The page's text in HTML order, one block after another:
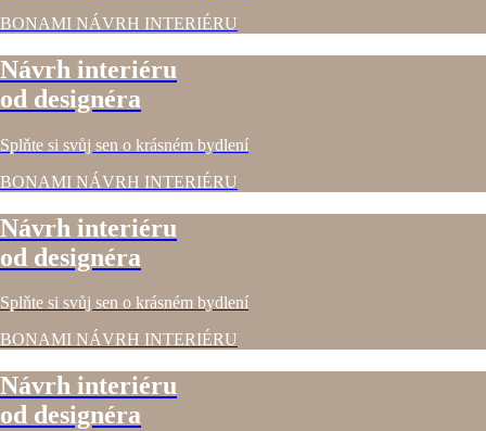
BONAMI NÁVRH INTERIÉRU
Návrh interiéru
od designéra
Splňte si svůj sen o krásném bydlení
BONAMI NÁVRH INTERIÉRU
Návrh interiéru
od designéra
Splňte si svůj sen o krásném bydlení
BONAMI NÁVRH INTERIÉRU
Návrh interiéru
od designéra